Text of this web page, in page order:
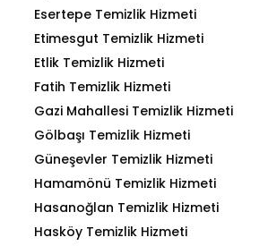
Esertepe Temizlik Hizmeti
Etimesgut Temizlik Hizmeti
Etlik Temizlik Hizmeti
Fatih Temizlik Hizmeti
Gazi Mahallesi Temizlik Hizmeti
Gölbaşı Temizlik Hizmeti
Güneşevler Temizlik Hizmeti
Hamamönü Temizlik Hizmeti
Hasanoğlan Temizlik Hizmeti
Hasköy Temizlik Hizmeti